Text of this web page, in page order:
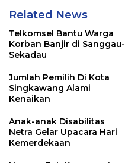
Related News
Telkomsel Bantu Warga
Korban Banjir di Sanggau-
Sekadau
Jumlah Pemilih Di Kota
Singkawang Alami
Kenaikan
Anak-anak Disabilitas
Netra Gelar Upacara Hari
Kemerdekaan